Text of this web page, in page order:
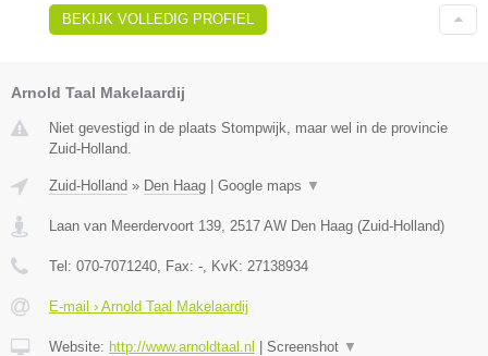
BEKIJK VOLLEDIG PROFIEL
Arnold Taal Makelaardij
Niet gevestigd in de plaats Stompwijk, maar wel in de provincie
Zuid-Holland.
Zuid-Holland » Den Haag | Google maps ▼
Laan van Meerdervoort 139 2517 AW Den Haag (Zuid-Holland)
Tel: 070-7071240 , Fax: - , KvK: 27138934
E-mail › Arnold Taal Makelaardij
Website: http://www.arnoldtaal.nl | Screenshot ▼